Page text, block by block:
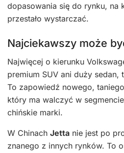
dopasowania się do rynku, na
przestało wystarczać.
Najciekawszy może
Najwięcej o kierunku
premium SUV ani duży sedan,
To zapowiedź nowego,
który ma walczyć w
chińskie marki.
W Chinach Jetta nie jest po
znanego z innych rynków. To